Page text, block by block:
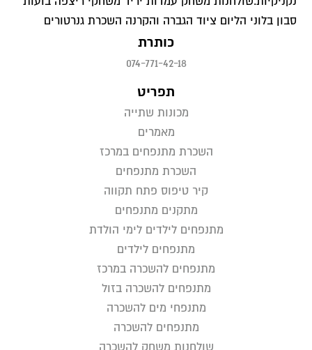
סבון בלוני הליום ציוד הגברה והקרנה השכרת גנרטורים
כותרת
074-771-42-18
תפריט
מכונות שתייה
מאמרים
השכרת מתנפחים במרכז
השכרת מתנפחים
קיר טיפוס פתח תקווה
מתקנים מתנפחים
מתנפחים לילדים לימי הולדת
מתנפחים לילדים
מתנפחים להשכרה במרכז
מתנפחים להשכרה בזול
מתנפחי מים להשכרה
מתנפחים להשכרה